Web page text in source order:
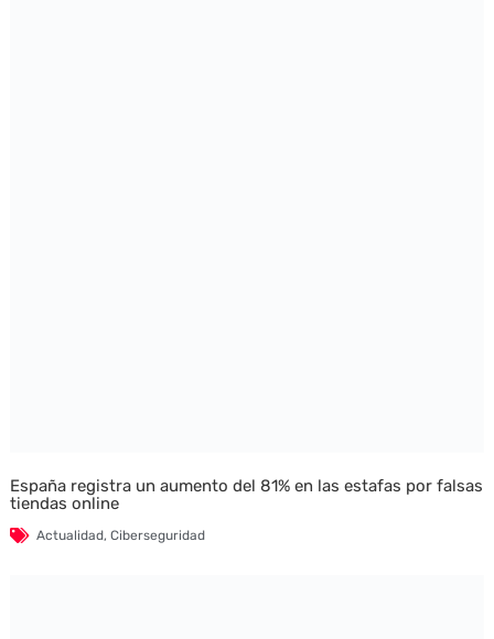
España registra un aumento del 81% en las estafas por falsas
tiendas online
Actualidad, Ciberseguridad